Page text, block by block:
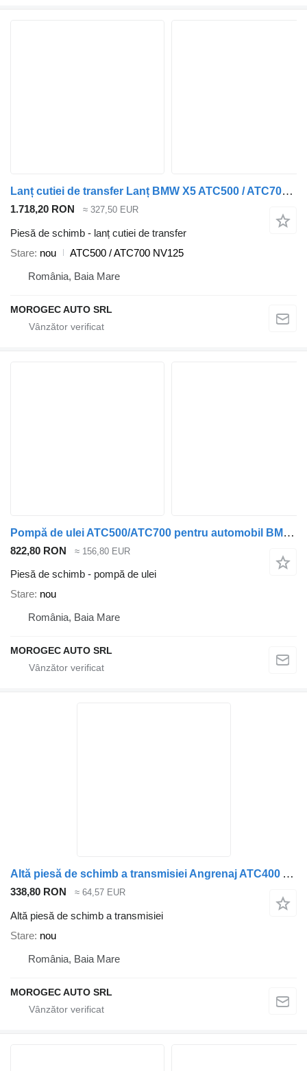
Lanț cutiei de transfer Lanț BMW X5 ATC500 / ATC700 NV125 pentru automobil BMW X5
1.718,20 RON ≈ 327,50 EUR
Piesă de schimb - lanț cutiei de transfer
Stare nou
ATC500 / ATC700 NV125
România, Baia Mare
MOROGEC AUTO SRL
Pompă de ulei ATC500/ATC700 pentru automobil BMW X5
822,80 RON ≈ 156,80 EUR
Piesă de schimb - pompă de ulei
Stare nou
România, Baia Mare
MOROGEC AUTO SRL
Altă piesă de schimb a transmisiei Angrenaj ATC400 Angrenaj ATC400 BMW X5 / X3 Motor actuator Cutie de transfer pentru automobil BMW X5 / X3
338,80 RON ≈ 64,57 EUR
Altă piesă de schimb a transmisiei
Stare nou
România, Baia Mare
MOROGEC AUTO SRL